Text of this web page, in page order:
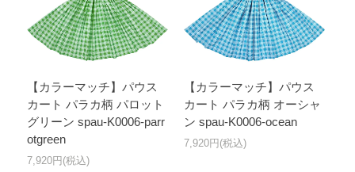
【カラーマッチ】パウス
カート パラカ柄 パロット
グリーン spau-K0006-parr
otgreen
7,920円(税込)
【カラーマッチ】パウス
カート パラカ柄 オーシャ
ン spau-K0006-ocean
7,920円(税込)